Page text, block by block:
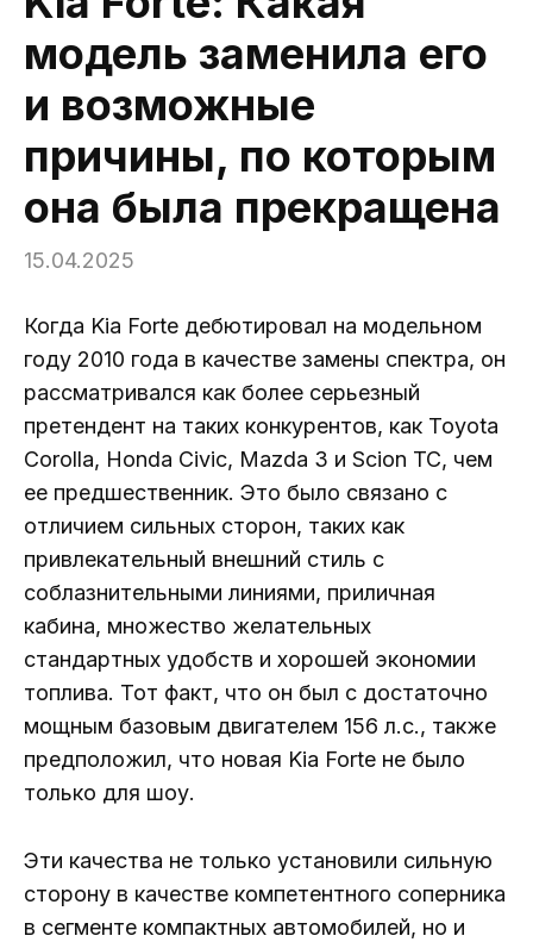
модель заменила его
и возможные
причины, по которым
она была прекращена
15.04.2025
Когда Kia Forte дебютировал на модельном
году 2010 года в качестве замены спектра, он
рассматривался как более серьезный
претендент на таких конкурентов, как Toyota
Corolla, Honda Civic, Mazda 3 и Scion TC, чем
ее предшественник. Это было связано с
отличием сильных сторон, таких как
привлекательный внешний стиль с
соблазнительными линиями, приличная
кабина, множество желательных
стандартных удобств и хорошей экономии
топлива. Тот факт, что он был с достаточно
мощным базовым двигателем 156 л.с., также
предположил, что новая Kia Forte не было
только для шоу.
Эти качества не только установили сильную
сторону в качестве компетентного соперника
в сегменте компактных автомобилей, но и